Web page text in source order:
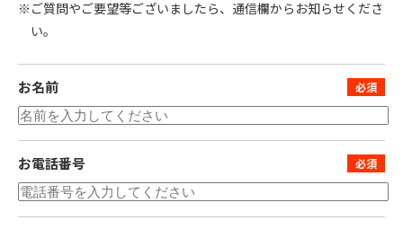
※ご質問やご要望等ございましたら、通信欄からお知らせくださ
い。
お名前
お電話番号